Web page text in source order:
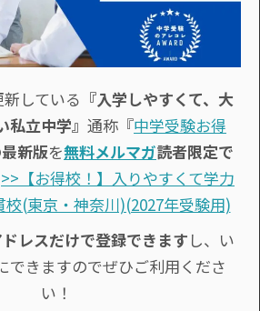
している 『入学しやすくて、大
立中学』 通称『中学受験お得
最新版を無料メルマガ読者限定で
>>【お得校！】入りやすくて学力
(東京・神奈川)(2027年受験用)
レスだけで登録できます し、い
できますのでぜひご利用くださ
い！